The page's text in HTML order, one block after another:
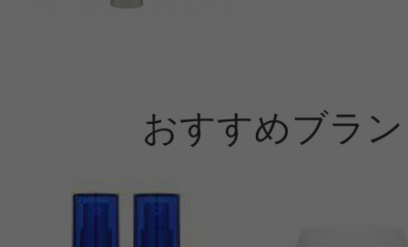
おすすめブラ